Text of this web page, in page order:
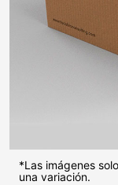
*Las imágenes
una variación.